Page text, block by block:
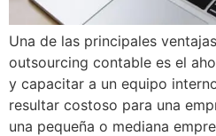
Una de las principales
outsourcing contable es el
y capacitar a un equipo
resultar costoso para una
una pequeña o mediana